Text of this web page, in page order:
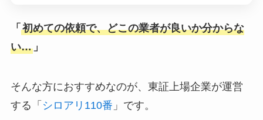
「 初めての依頼で、どこの業者が良いか分からな
い…」
そんな方におすすめなのが、東証上場企業が運営
する「 シロアリ110番 」です。